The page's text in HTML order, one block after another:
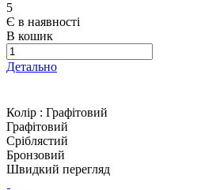
5
Є в наявності
В кошик
Детально
Колір : Графітовий
Графітовий
Сріблястий
Бронзовий
Швидкий перегляд